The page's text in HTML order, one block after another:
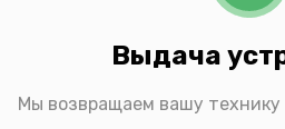
Выдача
Мы возвращаем вашу